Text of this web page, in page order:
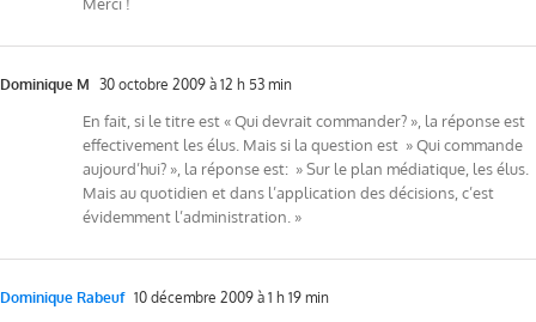
Dominique M 30 octobre 2009 à 12 h 53 min
En fait, si le titre est « Qui devrait commander? », la réponse est
effectivement les élus. Mais si la question est » Qui commande
aujourd’hui? », la réponse est: » Sur le plan médiatique, les élus.
Mais au quotidien et dans l’application des décisions, c’est
évidemment l’administration. »
Dominique Rabeuf 10 décembre 2009 à 1 h 19 min